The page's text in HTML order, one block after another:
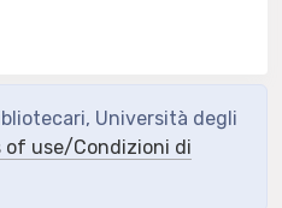
Università degli
of use/Condizioni di